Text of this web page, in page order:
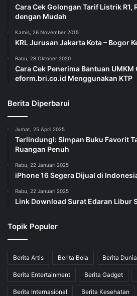
Cara Cek Golongan Tarif Listrik R1,
dengan Mudah
Kamis, 26 November 2015
KRL Jurusan Jakarta Kota – Bogor
Rabu, 28 Oktober 2020
Cara Cek Penerima Bantuan UMKM
eform.bri.co.id Menggunakan KTP
Berita Diperbarui
Jumat, 25 April 2025
Terlindungi: Simpan Buku Favorit
Ruangan Penuh
Rabu, 22 Januari 2025
iPhone 16 Segera Dijual di
Rabu, 22 Januari 2025
Link Download Surat Edaran Libur
Topik Populer
Berita Artis Berita Bola Berita Dunia
Berita Entertainment Berita Gadget
Berita Internasional Berita Kesehatan